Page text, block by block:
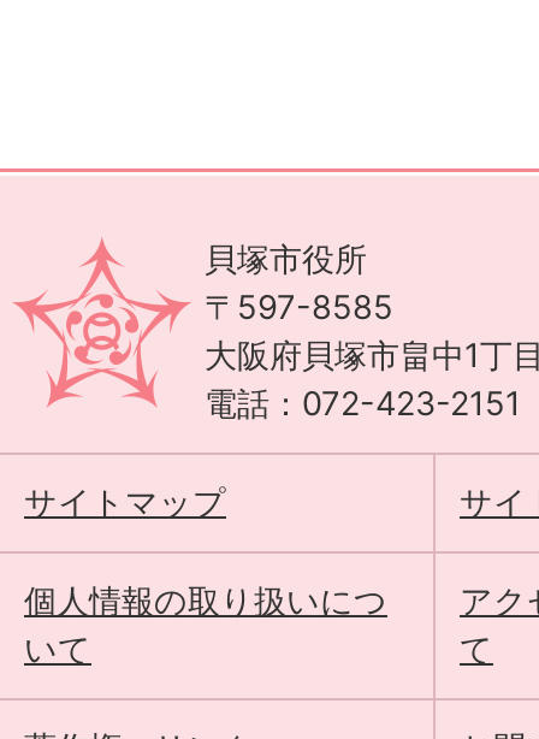
貝塚市役所
〒597-8585
大阪府貝塚市畠中1丁
電話：072-423-2151
サイトマップ サイ
個人情報の取り扱いにつ
いて
アク
て